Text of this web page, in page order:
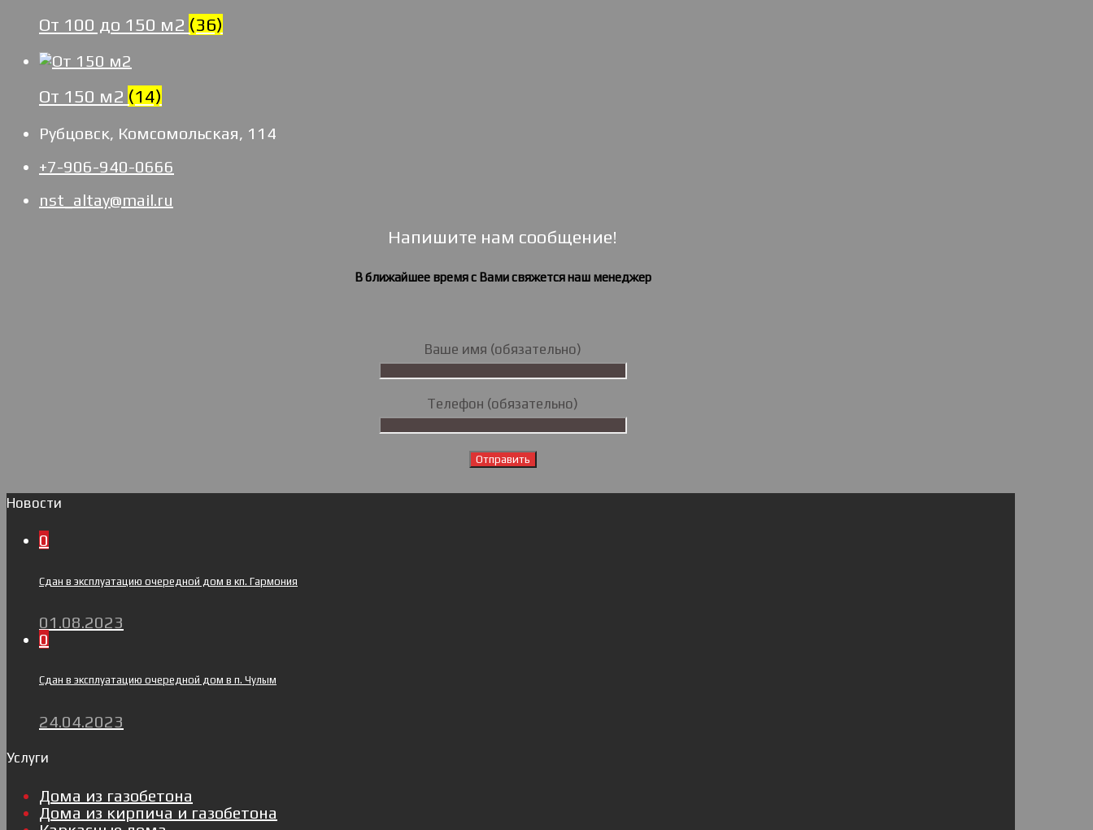
От 100 до 150 м2 (36)
От 150 м2 (14)
Рубцовск, Комсомольская, 114
+7-906-940-0666
nst_altay@mail.ru
Напишите нам сообщение!
В ближайшее время с Вами свяжется наш менеджер
Ваше имя (обязательно)
Телефон (обязательно)
Новости
0
Сдан в эксплуатацию очередной дом в кп. Гармония
01.08.2023
0
Сдан в эксплуатацию очередной дом в п. Чулым
24.04.2023
Услуги
Дома из газобетона
Дома из кирпича и газобетона